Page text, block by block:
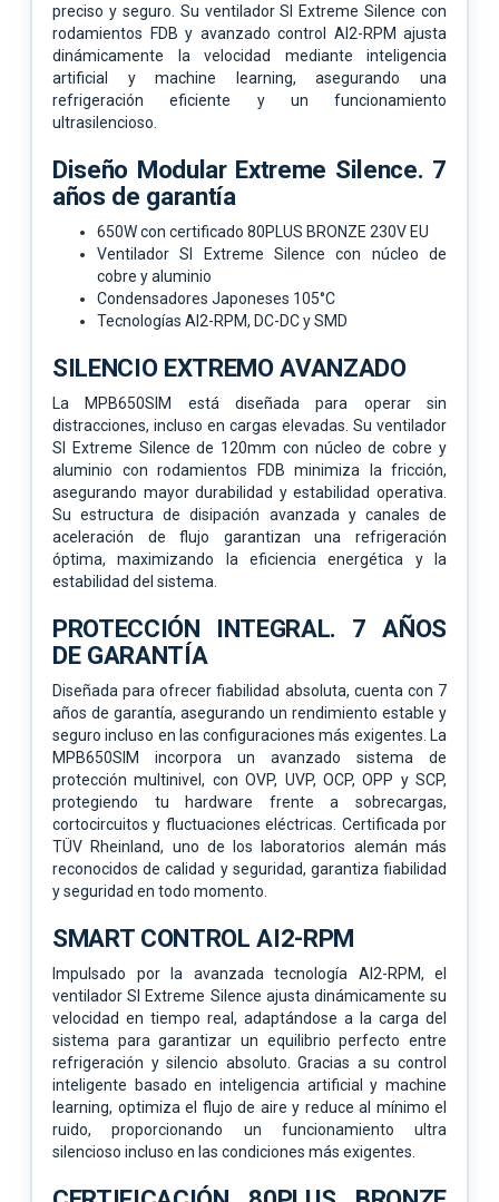
preciso y seguro. Su ventilador SI Extreme Silence con
rodamientos FDB y avanzado control AI2-RPM ajusta
dinámicamente la velocidad mediante inteligencia
artificial y machine learning, asegurando una
refrigeración eficiente y un funcionamiento
ultrasilencioso.
Diseño Modular Extreme Silence. 7
años de garantía
650W con certificado 80PLUS BRONZE 230V EU
Ventilador SI Extreme Silence con núcleo de
cobre y aluminio
Condensadores Japoneses 105°C
Tecnologías AI2-RPM, DC-DC y SMD
SILENCIO EXTREMO AVANZADO
La MPB650SIM está diseñada para operar sin
distracciones, incluso en cargas elevadas. Su ventilador
SI Extreme Silence de 120mm con núcleo de cobre y
aluminio con rodamientos FDB minimiza la fricción,
asegurando mayor durabilidad y estabilidad operativa.
Su estructura de disipación avanzada y canales de
aceleración de flujo garantizan una refrigeración
óptima, maximizando la eficiencia energética y la
estabilidad del sistema.
PROTECCIÓN INTEGRAL. 7 AÑOS
DE GARANTÍA
Diseñada para ofrecer fiabilidad absoluta, cuenta con 7
años de garantía, asegurando un rendimiento estable y
seguro incluso en las configuraciones más exigentes. La
MPB650SIM incorpora un avanzado sistema de
protección multinivel, con OVP, UVP, OCP, OPP y SCP,
protegiendo tu hardware frente a sobrecargas,
cortocircuitos y fluctuaciones eléctricas. Certificada por
TÜV Rheinland, uno de los laboratorios alemán más
reconocidos de calidad y seguridad, garantiza fiabilidad
y seguridad en todo momento.
SMART CONTROL AI2-RPM
Impulsado por la avanzada tecnología AI2-RPM, el
ventilador SI Extreme Silence ajusta dinámicamente su
velocidad en tiempo real, adaptándose a la carga del
sistema para garantizar un equilibrio perfecto entre
refrigeración y silencio absoluto. Gracias a su control
inteligente basado en inteligencia artificial y machine
learning, optimiza el flujo de aire y reduce al mínimo el
ruido, proporcionando un funcionamiento ultra
silencioso incluso en las condiciones más exigentes.